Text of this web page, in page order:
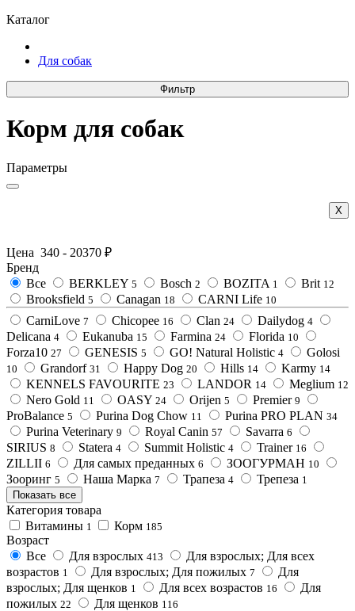
Каталог
Для собак
Фильтр
Корм для собак
Параметры
Х
Цена 340 - 20370 ₽
Бренд
Все
BERKLEY 5 Bosch 2 BOZITA 1 Brit 12
Brooksfield 5 Canagan 18 CARNI Life 10
CarniLove 7 Chicopee 16 Clan 24 Dailydog 4
Delicana 4 Eukanuba 15 Farmina 24 Florida 10
Forza10 27 GENESIS 5 GO! Natural Holistic 4 Golosi
10 Grandorf 31 Happy Dog 20 Hills 14 Karmy 14
KENNELS FAVOURITE 23 LANDOR 14 Meglium 12
Nero Gold 11 OASY 24 Orijen 5 Premier 9
ProBalance 5 Purina Dog Chow 11 Purina PRO PLAN 34
Purina Veterinary 9 Royal Canin 57 Savarra 6
SIRIUS 8 Statera 4 Summit Holistic 4 Trainer 16
ZILLII 6 Для самых преданных 6 ЗООГУРМАН 10
Зооринг 5 Наша Марка 7 Трапеза 4 Трепеза 1
Показать все
Категория товара
Витамины 1 Корм 185
Возраст
Все
Для взрослых 413
Для взрослых; Для всех
возрастов 1 Для взрослых; Для пожилых 7
Для
взрослых; Для щенков 1 Для всех возрастов 16
Для
пожилых 22 Для щенков 116